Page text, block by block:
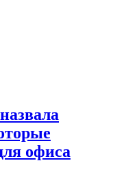
офиса